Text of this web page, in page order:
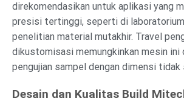
direkomendasikan untuk aplikasi yang
presisi tertinggi, seperti di
penelitian material mutakhir. Travel
dikustomisasi memungkinkan mesin ini
pengujian sampel dengan dimensi tidak
Desain dan Kualitas Build